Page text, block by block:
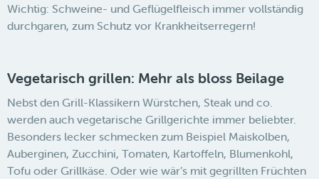
Wichtig: Schweine- und Geflügelfleisch immer vollständig
durchgaren, zum Schutz vor Krankheitserregern!
Vegetarisch grillen: Mehr als bloss Beilage
Nebst den Grill-Klassikern Würstchen, Steak und co.
werden auch vegetarische Grillgerichte immer beliebter.
Besonders lecker schmecken zum Beispiel Maiskolben,
Auberginen, Zucchini, Tomaten, Kartoffeln, Blumenkohl,
Tofu oder Grillkäse. Oder wie wär’s mit gegrillten Früchten